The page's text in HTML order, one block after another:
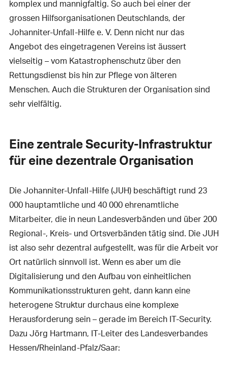
komplex und mannigfaltig. So auch bei einer der
grossen Hilfsorganisationen Deutschlands, der
Johanniter-Unfall-Hilfe e. V. Denn nicht nur das
Angebot des eingetragenen Vereins ist äussert
vielseitig – vom Katastrophenschutz über den
Rettungsdienst bis hin zur Pflege von älteren
Menschen. Auch die Strukturen der Organisation sind
sehr vielfältig.
Eine zentrale Security-Infrastruktur
für eine dezentrale Organisation
Die Johanniter-Unfall-Hilfe (JUH) beschäftigt rund 23
000 hauptamtliche und 40 000 ehrenamtliche
Mitarbeiter, die in neun Landesverbänden und über 200
Regional-, Kreis- und Ortsverbänden tätig sind. Die JUH
ist also sehr dezentral aufgestellt, was für die Arbeit vor
Ort natürlich sinnvoll ist. Wenn es aber um die
Digitalisierung und den Aufbau von einheitlichen
Kommunikationsstrukturen geht, dann kann eine
heterogene Struktur durchaus eine komplexe
Herausforderung sein – gerade im Bereich IT-Security.
Dazu Jörg Hartmann, IT-Leiter des Landesverbandes
Hessen/Rheinland-Pfalz/Saar: